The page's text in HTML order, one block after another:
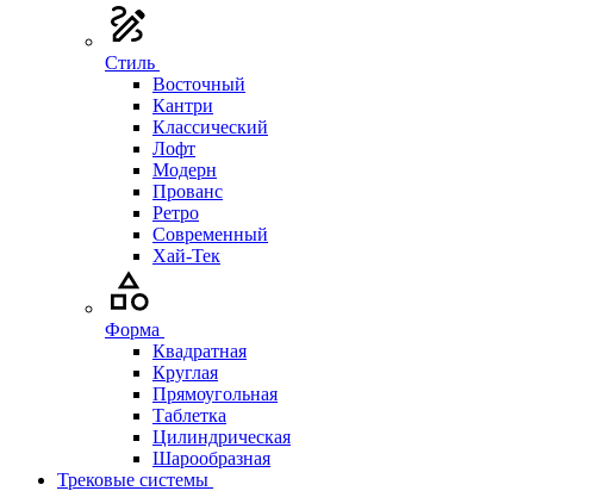
Стиль
Восточный
Кантри
Классический
Лофт
Модерн
Прованс
Ретро
Современный
Хай-Тек
Форма
Квадратная
Круглая
Прямоугольная
Таблетка
Цилиндрическая
Шарообразная
Трековые системы